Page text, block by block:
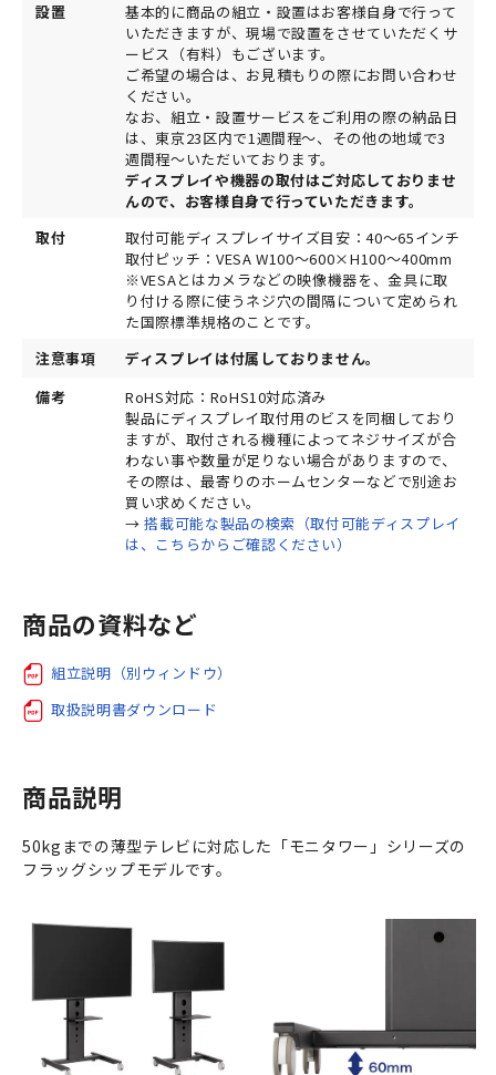
設置
基本的に商品の組立・設置はお客様自身で行って
いただきますが、現場で設置をさせていただくサ
ービス（有料）もございます。
ご希望の場合は、お見積もりの際にお問い合わせ
ください。
なお、組立・設置サービスをご利用の際の納品日
は、東京23区内で1週間程～、その他の地域で3
週間程～いただいております。
ディスプレイや機器の取付はご対応しておりませ
んので、お客様自身で行っていただきます。
取付
取付可能ディスプレイサイズ目安：40～65インチ
取付ピッチ：VESA W100～600×H100～400mm
※VESAとはカメラなどの映像機器を、金具に取
り付ける際に使うネジ穴の間隔について定められ
た国際標準規格のことです。
注意事項
ディスプレイは付属しておりません。
備考
RoHS対応：RoHS10対応済み
製品にディスプレイ取付用のビスを同梱しており
ますが、取付される機種によってネジサイズが合
わない事や数量が足りない場合がありますので、
その際は、最寄りのホームセンターなどで別途お
買い求めください。
→搭載可能な製品の検索（取付可能ディスプレイ
は、こちらからご確認ください）
商品の資料など
組立説明（別ウィンドウ）
取扱説明書ダウンロード
商品説明
50kgまでの薄型テレビに対応した「モニタワー」シリーズの
フラッグシップモデルです。